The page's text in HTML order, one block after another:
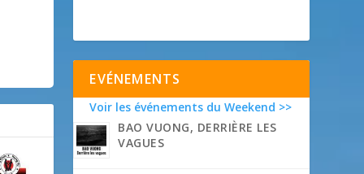
EVÉNEMENTS
Voir les événements du Weekend >>
BAO VUONG, DERRIÈRE LES
VAGUES